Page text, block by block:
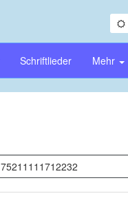
Schriftlieder Mehr